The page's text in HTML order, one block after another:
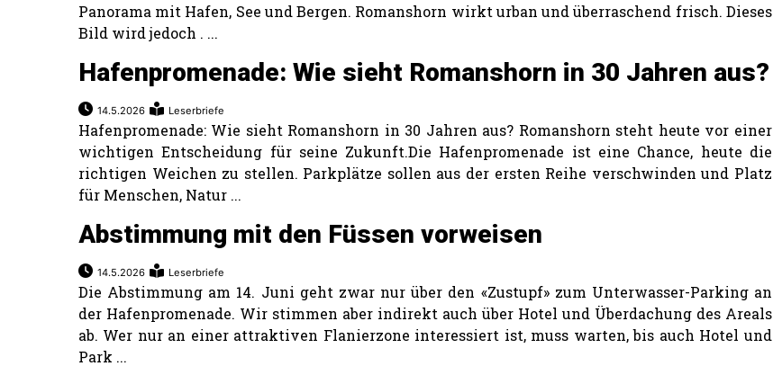
Panorama mit Hafen, See und Bergen. Romanshorn wirkt urban und überraschend frisch. Dieses
Bild wird jedoch . ...
Hafenpromenade: Wie sieht Romanshorn in 30 Jahren aus?
14.5.2026 Leserbriefe
Hafenpromenade: Wie sieht Romanshorn in 30 Jahren aus? Romanshorn steht heute vor einer
wichtigen Entscheidung für seine Zukunft.Die Hafenpromenade ist eine Chance, heute die
richtigen Weichen zu stellen. Parkplätze sollen aus der ersten Reihe verschwinden und Platz
für Menschen, Natur ...
Abstimmung mit den Füssen vorweisen
14.5.2026 Leserbriefe
Die Abstimmung am 14. Juni geht zwar nur über den «Zustupf» zum Unterwasser-Parking an
der Hafenpromenade. Wir stimmen aber indirekt auch über Hotel und Überdachung des Areals
ab. Wer nur an einer attraktiven Flanierzone interessiert ist, muss warten, bis auch Hotel und
Park ...